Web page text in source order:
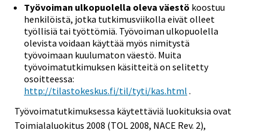
Työvoiman ulkopuolella oleva väestö koostuu
henkilöistä, jotka tutkimusviikolla eivät olleet
työllisiä tai työttömiä. Työvoiman ulkopuolella
olevista voidaan käyttää myös nimitystä
työvoimaan kuulumaton väestö. Muita
työvoimatutkimuksen käsitteitä on selitetty
osoitteessa:
http://tilastokeskus.fi/til/tyti/kas.html .
Työvoimatutkimuksessa käytettäviä luokituksia ovat
Toimialaluokitus 2008 (TOL 2008, NACE Rev. 2),